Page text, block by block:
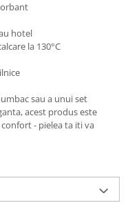
hotel
la 130°C
sau a unui set
acest produs este
- pielea ta iti va